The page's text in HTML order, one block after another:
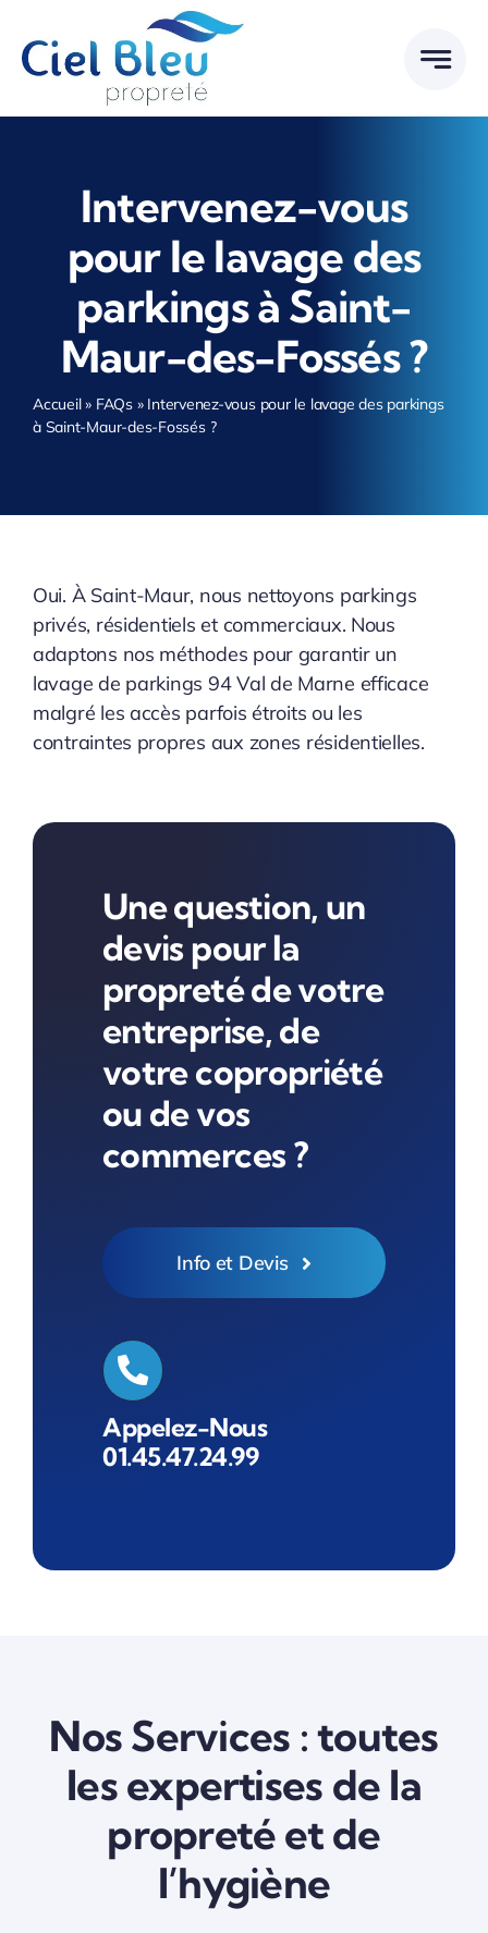
contenu
Intervenez-vous
pour le lavage des
parkings à Saint-
Maur-des-Fossés ?
Accueil» FAQs» Intervenez-vous pour le lavage des parkings
à Saint-Maur-des-Fossés ?
Oui. À Saint-Maur, nous nettoyons parkings
privés, résidentiels et commerciaux. Nous
adaptons nos méthodes pour garantir un
lavage de parkings 94 Val de Marne efficace
malgré les accès parfois étroits ou les
contraintes propres aux zones résidentielles.
Une question, un
devis pour la
propreté de votre
entreprise, de
votre copropriété
ou de vos
commerces ?
Info et Devis
Appelez-Nous
01.45.47.24.99
Nos Services : toutes
les expertises de la
propreté et de
l’hygiène